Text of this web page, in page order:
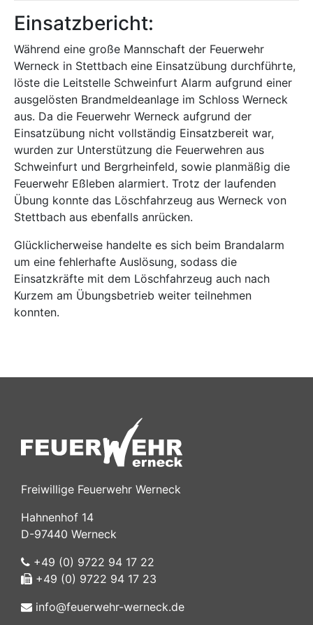
Einsatzbericht:
Während eine große Mannschaft der Feuerwehr
Werneck in Stettbach eine Einsatzübung durchführte,
löste die Leitstelle Schweinfurt Alarm aufgrund einer
ausgelösten Brandmeldeanlage im Schloss Werneck
aus. Da die Feuerwehr Werneck aufgrund der
Einsatzübung nicht vollständig Einsatzbereit war,
wurden zur Unterstützung die Feuerwehren aus
Schweinfurt und Bergrheinfeld, sowie planmäßig die
Feuerwehr Eßleben alarmiert. Trotz der laufenden
Übung konnte das Löschfahrzeug aus Werneck von
Stettbach aus ebenfalls anrücken.
Glücklicherweise handelte es sich beim Brandalarm
um eine fehlerhafte Auslösung, sodass die
Einsatzkräfte mit dem Löschfahrzeug auch nach
Kurzem am Übungsbetrieb weiter teilnehmen
konnten.
Freiwillige Feuerwehr Werneck
Hahnenhof 14
D-97440 Werneck
+49 (0) 9722 94 17 22
+49 (0) 9722 94 17 23
info@feuerwehr-werneck.de